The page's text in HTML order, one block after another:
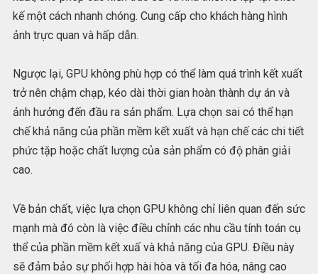
kế một cách nhanh chóng. Cung cấp cho khách hàng hình
ảnh trực quan và hấp dẫn.
Ngược lại, GPU không phù hợp có thể làm quá trình kết xuất
trở nên chậm chạp, kéo dài thời gian hoàn thành dự án và
ảnh hưởng đến đầu ra sản phẩm. Lựa chọn sai có thể hạn
chế khả năng của phần mềm kết xuất và hạn chế các chi tiết
phức tặp hoặc chất lượng của sản phẩm có độ phân giải
cao.
Về bản chất, việc lựa chọn GPU không chỉ liên quan đến sức
mạnh mà đó còn là việc điều chỉnh các nhu cầu tính toán cụ
thể của phần mềm kết xuấ và khả năng của GPU. Điều này
sẽ đảm bảo sự phối hợp hài hòa và tối đa hóa, nâng cao